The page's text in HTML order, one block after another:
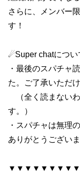
さらに、メンバー
す！
☄Super chatについ
・最後のスパチャ
た。ご了承いただ
（全く読まない
す。）
・スパチャは無理